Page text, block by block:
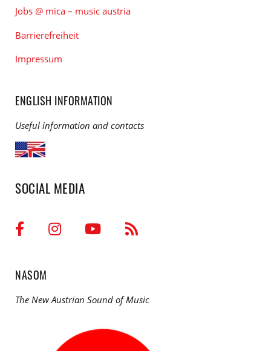
Jobs @ mica – music austria
Barrierefreiheit
Impressum
ENGLISH INFORMATION
Useful information and contacts
SOCIAL MEDIA
NASOM
The New Austrian Sound of Music